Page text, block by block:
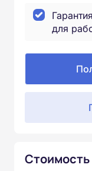
для
Стоимость